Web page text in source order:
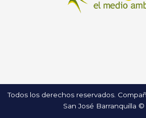
Todos los derechos reservados.
San José Barranquilla ©